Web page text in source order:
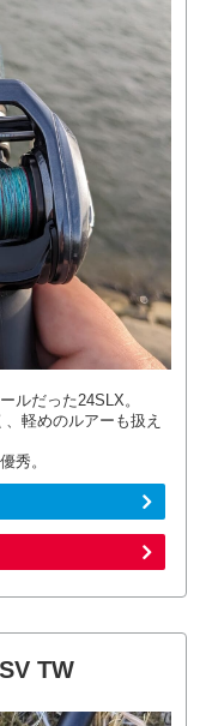
ルだった24SLX。
軽めのルアーも扱え
秀。
TW